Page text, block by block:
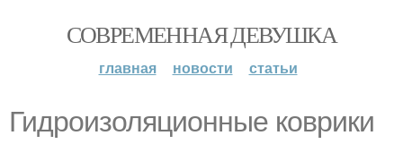
СОВРЕМЕННАЯ ДЕВУШКА
главная новости статьи
Гидроизоляционные коврики